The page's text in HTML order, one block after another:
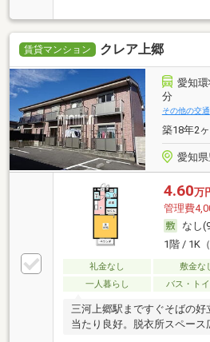
賃貸マンション クレア上郷
愛知
分
その他の交通
築18年2
愛知
4.60万
管理費
なし
1階 / 1K
礼金なし 敷金な
一人暮らし
バス・ト
三河上郷駅まですぐそばの好
当たり良好。脱衣所スペース